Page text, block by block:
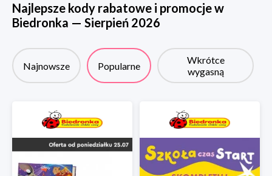
Najlepsze kody rabatowe i promocje w
Biedronka — Sierpień 2026
Najnowsze Popularne
Wkrótce
wygasną